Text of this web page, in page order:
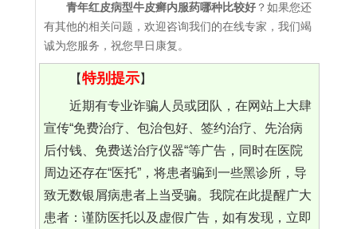
青年红皮病型牛皮癣内服药哪种比较好 ？如果您还
有其他的相关问题，欢迎咨询我们的在线专家，我们竭
诚为您服务，祝您早日康复。
【特别提示】
近期有专业诈骗人员或团队，在网站上大肆
宣传“免费治疗、包治包好、签约治疗、先治病
后付钱、免费送治疗仪器“等广告，同时在医院
周边还存在“医托”，将患者骗到一些黑诊所，导
致无数银屑病患者上当受骗。我院在此提醒广大
患者：谨防医托以及虚假广告，如有发现，立即